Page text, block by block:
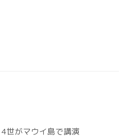
世がマウイ島で講演